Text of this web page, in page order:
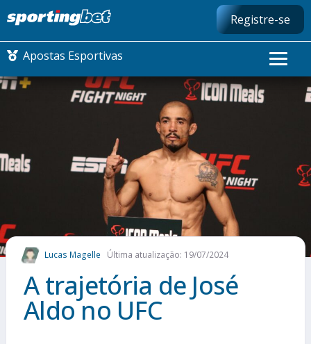
Registre-se
Apostas Esportivas
CONMEBOL LIBERTADORES
FUTEBOL NACIONAL
FUTEBOL INTERNACIONAL
COMO APOSTAR
MAIS ESPORTES
Lucas Magelle Última atualização: 19/07/2024
A trajetória de José
Aldo no UFC